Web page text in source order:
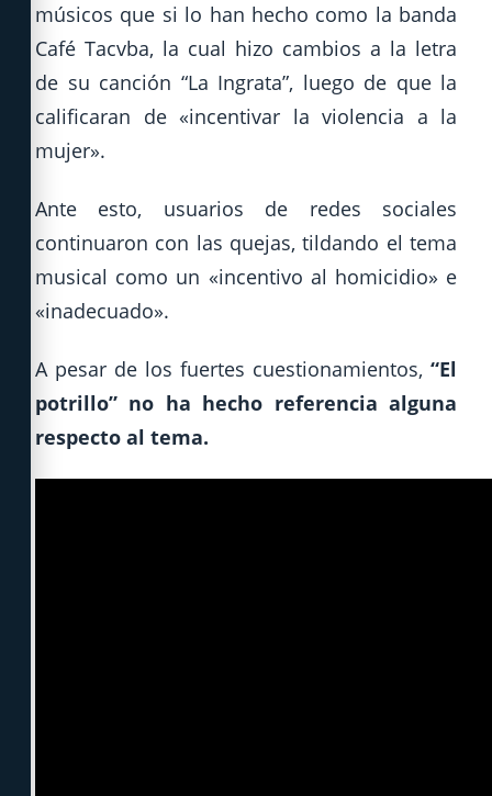
músicos que si lo han hecho como la banda
Café Tacvba, la cual hizo cambios a la letra
de su canción “La Ingrata”, luego de que la
calificaran de «incentivar la violencia a la
mujer».
Ante esto, usuarios de redes sociales
continuaron con las quejas, tildando el tema
musical como un «incentivo al homicidio» e
«inadecuado».
A pesar de los fuertes cuestionamientos, “El
potrillo” no ha hecho referencia alguna
respecto al tema.